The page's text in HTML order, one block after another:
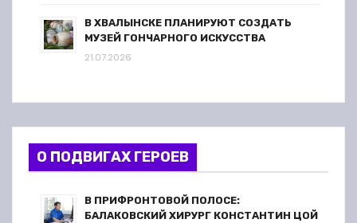
В ХВАЛЫНСКЕ ПЛАНИРУЮТ СОЗДАТЬ
МУЗЕЙ ГОНЧАРНОГО ИСКУССТВА
21.07.2026
О ПОДВИГАХ ГЕРОЕВ
В ПРИФРОНТОВОЙ ПОЛОСЕ:
БАЛАКОВСКИЙ ХИРУРГ КОНСТАНТИН ЦОЙ